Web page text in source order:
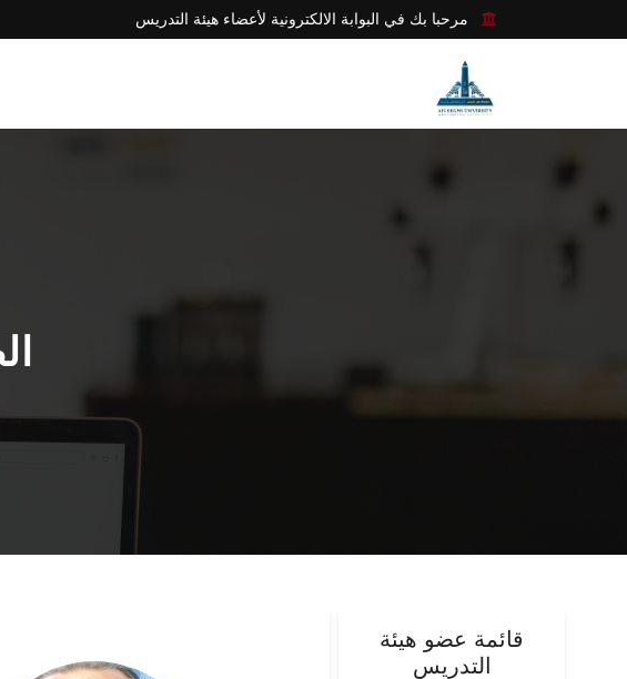
مرحبا بك في البوابة الالكترونية لأعضاء هيئة التدريس
قائمة عضو هيئة
التدريس